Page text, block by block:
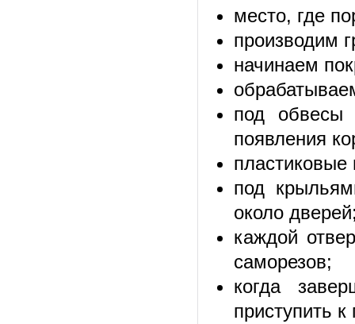
место, где
производим
начинаем
под обвесы
появления
пластиковые
под
около
каждой
саморезов;
когда
приступить